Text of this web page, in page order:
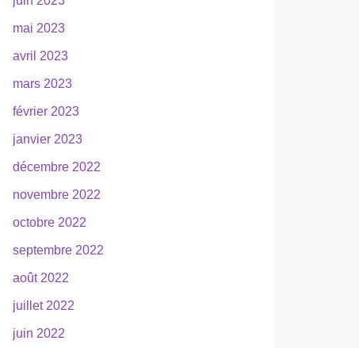
mai 2023
avril 2023
mars 2023
février 2023
janvier 2023
décembre 2022
novembre 2022
octobre 2022
septembre 2022
août 2022
juillet 2022
juin 2022